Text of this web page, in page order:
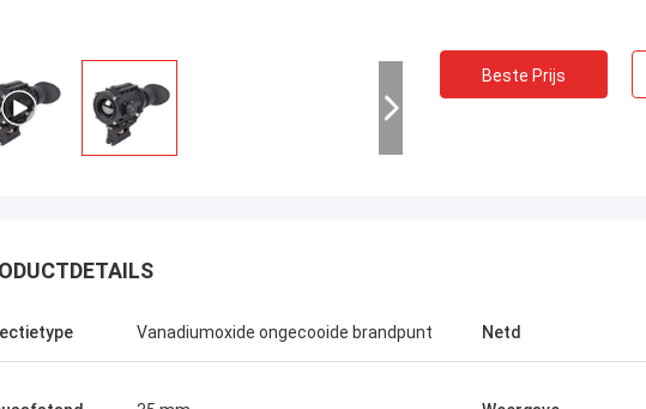
Greg Blades
service, beste prijs 2Hopelijk
Beste Prijs
Vanadiumoxide ongecooide brandpunt Netd